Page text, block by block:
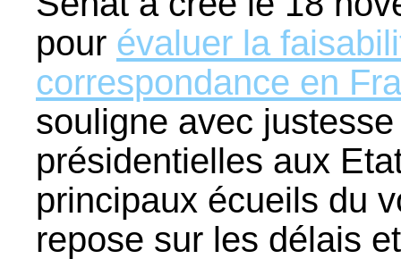
pour évaluer la
correspondance en
souligne avec
présidentielles aux
principaux écueils du
repose sur les délais